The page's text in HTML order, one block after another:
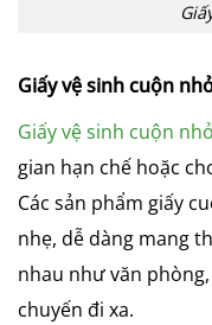
Giấy vệ sinh cuộn
Giấy vệ sinh cuộn nhỏ
gian hạn chế hoặc
Các sản phẩm giấy
nhẹ, dễ dàng mang
nhau như văn
chuyến đi xa.